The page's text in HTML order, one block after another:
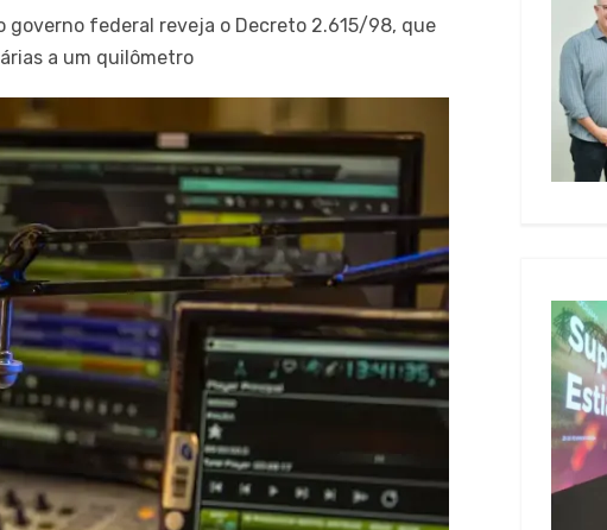
governo federal reveja o Decreto 2.615/98, que
a um quilômetro